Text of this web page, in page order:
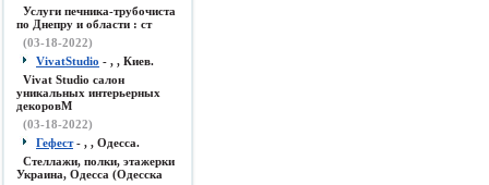
Услуги печника-трубочиста
по Днепру и области : ст
(03-18-2022)
VivatStudio - , , Киев.
Vivat Studio салон
уникальных интерьерных
декоровМ
(03-18-2022)
Гефест- , , Одесса.
Стеллажи, полки, этажерки
Украина, Одесса (Одесска